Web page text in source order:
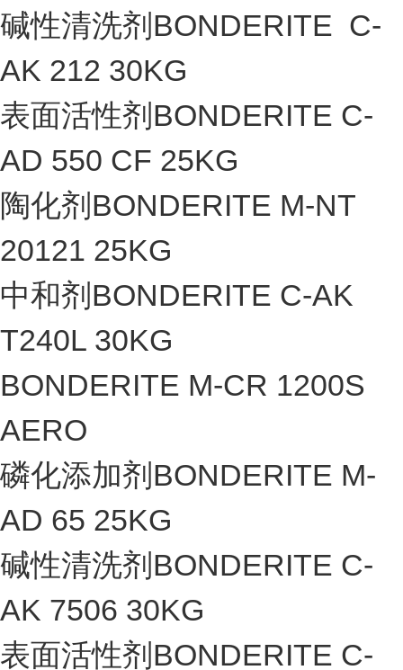
碱性清洗剂BONDERITE C-
AK 212 30KG
表面活性剂BONDERITE C-
AD 550 CF 25KG
陶化剂BONDERITE M-NT
20121 25KG
中和剂BONDERITE C-AK
T240L 30KG
BONDERITE M-CR 1200S
AERO
磷化添加剂BONDERITE M-
AD 65 25KG
碱性清洗剂BONDERITE C-
AK 7506 30KG
表面活性剂BONDERITE C-